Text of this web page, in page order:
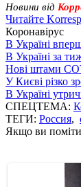
Новини від
Читайте
Коронавірус
В Україні
В Україні за
Нові штами
У Києві різко
В Україні
СПЕЦТЕМА:
ТЕГИ: Россия,
Якщо ви